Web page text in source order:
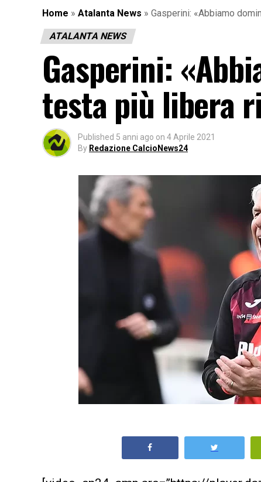
Home » Atalanta News » Gasperini: «Abbiamo
ATALANTA NEWS
Gasperini:
testa più libera
Published 5 anni ago on 4 Aprile 2021
By Redazione CalcioNews24